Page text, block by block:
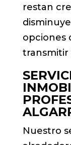
restan
opciones
transmitir
Nuestro